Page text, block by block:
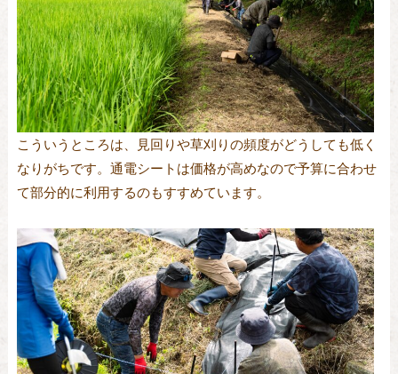
こういうところは、見回りや草刈りの頻度がどうしても低く
なりがちです。通電シートは価格が高めなので予算に合わせ
て部分的に利用するのもすすめています。